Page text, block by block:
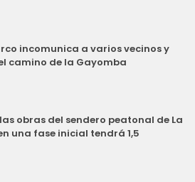
incomunica a varios vecinos y
camino de la Gayomba
obras del sendero peatonal de La
una fase inicial tendrá 1,5